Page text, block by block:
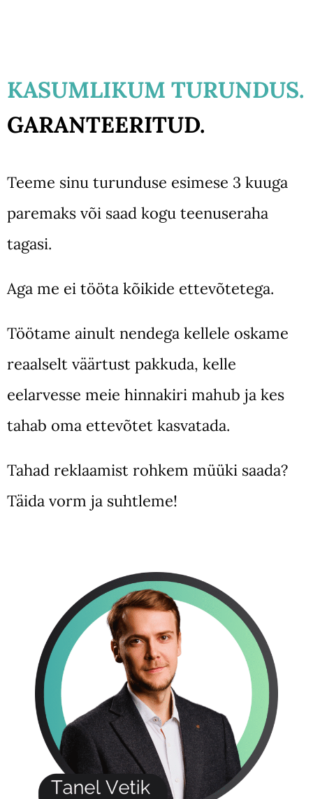
KASUMLIKUM TURUNDUS.
GARANTEERITUD.
Teeme sinu turunduse esimese 3 kuuga
paremaks või saad kogu teenuseraha
tagasi.
Aga me ei tööta kõikide ettevõtetega.
Töötame ainult nendega kellele oskame
reaalselt väärtust pakkuda, kelle
eelarvesse meie hinnakiri mahub ja kes
tahab oma ettevõtet kasvatada.
Tahad reklaamist rohkem müüki saada?
Täida vorm ja suhtleme!